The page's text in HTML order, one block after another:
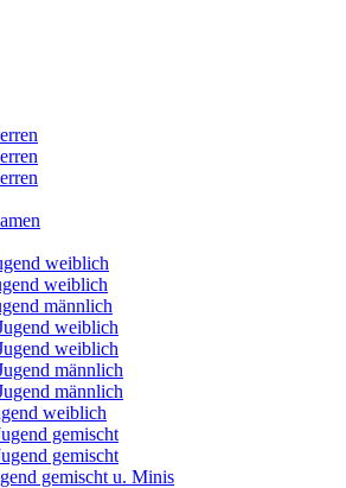
weiblich
weiblich
männlich
weiblich
weiblich
männlich
männlich
weiblich
gemischt
gemischt
gemischt u. Minis